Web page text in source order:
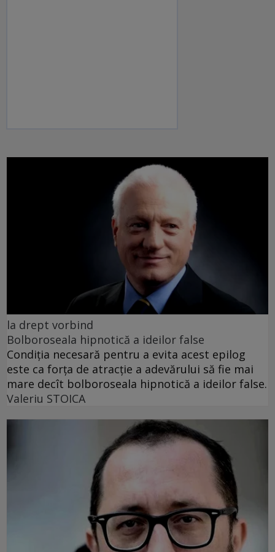
la drept vorbind
Bolboroseala hipnotică a ideilor false
Condiția necesară pentru a evita acest epilog
este ca forța de atracție a adevărului să fie mai
mare decît bolboroseala hipnotică a ideilor false.
Valeriu STOICA